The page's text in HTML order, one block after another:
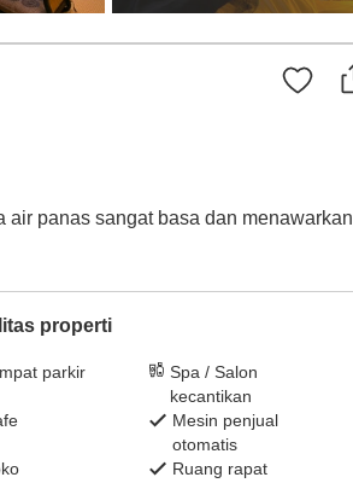
air panas sangat basa dan menawarkan
properti
parkir
Spa / Salon
kecantikan
Mesin penjual
otomatis
Ruang rapat